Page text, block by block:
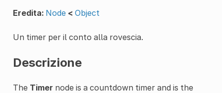
Eredita: Node < Object
Un timer per il conto alla rovescia.
Descrizione
The Timer node is a countdown timer and is the